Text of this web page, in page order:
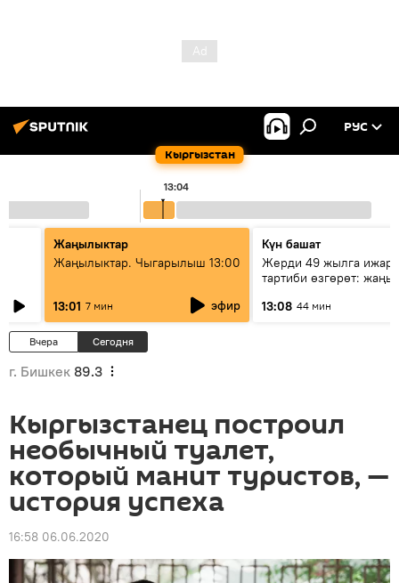
Кыргызстан
РУС
13:05
Жаңылыктар
Жаңылыктар. Чыгарылыш 13:00
13:01 7 мин эфир
Күн башат
Жерди 49 жылга
тартиби өзгөрөт: жаңы
13:08 44 мин
Вчера Сегодня
г. Бишкек 89.3
Кыргызстанец построил
необычный туалет,
который манит туристов, —
история успеха
16:58 06.06.2020